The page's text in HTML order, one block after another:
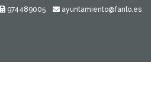
974489005 ayuntamiento@fanlo.es